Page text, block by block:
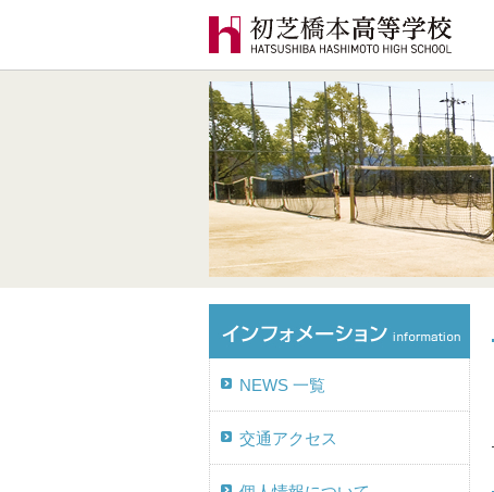
NEWS 一覧
交通アクセス